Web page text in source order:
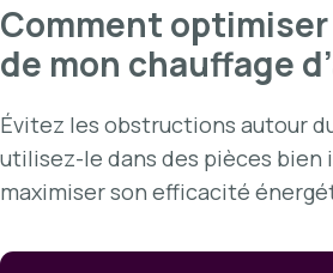
Comment
de mon chauffage
Évitez les obstructions autour
utilisez-le dans des pièces bien
maximiser son efficacité